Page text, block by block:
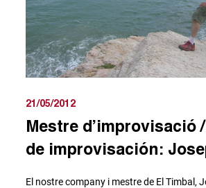
21/05/2012
Mestre d’improvisació
de improvisación:
El nostre company i mestre de El Timbal,